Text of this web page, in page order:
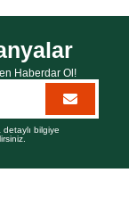
Haberdar Ol!
detaylı bilgiye